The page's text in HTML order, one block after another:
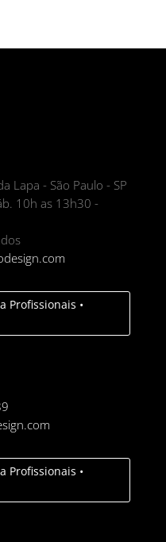
Lapa - São Paulo - SP
10h as 13h30 -
Profissionais •
Profissionais •